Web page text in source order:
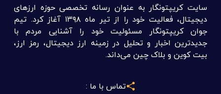
سایت کریپتونگار به عنوان رسانه تخصصی حوزه ارزهای
دیجیتال، فعالیت خود را از تیر ماه ۱۳۹۸ آغاز کرد. تیم
جوان کریپتونگار مسئولیت خود را آشنایی مردم با
جدیدترین اخبار و تحلیل در زمینه ارز دیجیتال، رمز ارز،
بیت کوین و بلاک چین می‌داند.
تماس با ما :